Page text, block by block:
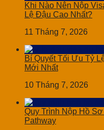
Khi Nào Nên Nộp
Lệ Đậu Cao Nhất?
11 Tháng 7, 2026
Bí Quyết Tối Ưu Tỷ
Mới Nhất
10 Tháng 7, 2026
Quy Trình Nộp Hồ
Pathway